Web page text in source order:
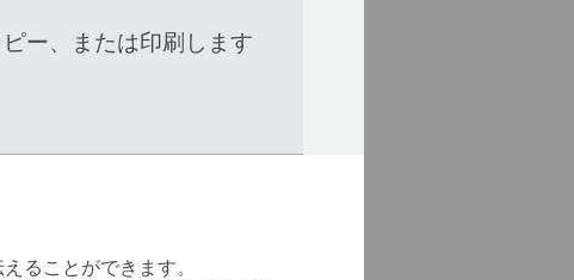
ー、または印刷します
ることができます。